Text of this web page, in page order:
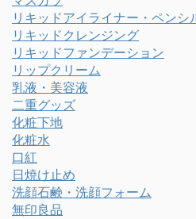
リキッドアイライナー・ペンシ
リキッドクレンジング
リキッドファンデーション
リップクリーム
乳液・美容液
二重グッズ
化粧下地
化粧水
口紅
日焼け止め
洗顔石鹸・洗顔フォーム
無印良品